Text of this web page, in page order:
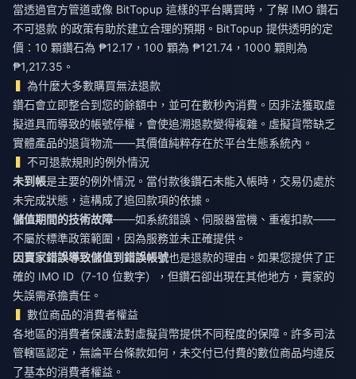
當透過官方管道或像 BitTopup 這樣的平台購買時，了解 IMO 鑽石
不可退款 的政策有助於建立合理的預期。BitTopup 提供透明的定
價：10 顆鑽石為 ₱12.17，100 顆為 ₱121.74，1000 顆則為
₱1,217.35。
為什麼大多數購買無法退款
鑽石會立即整合到您的餘額中，並可在數秒內消費。因非法獲取虛
擬道具而導致的帳號停權，會使追溯退款變得複雜。虛擬貨幣缺乏
實體產品的退貨物流——其價值純粹存在於平台生態系統內。
不可退款規則的例外情況
未到帳是主要的例外情況。當付款後鑽石未能入帳時，交易仍處於
未完成狀態，這構成了追回款項的依據。
儲值期間的技術故障——如系統錯誤、伺服器當機、重複扣款——
不屬於標準政策範圍，因為服務並未正確提供。
因賣家錯誤導致儲值到錯誤帳號也是退款的理由。如果您提供了正
確的 IMO ID（7-10 位數字），但鑽石卻出現在其他地方，賣家的
失誤需承擔責任。
數位商品的消費者權益
各地區的消費者保護法對虛擬貨幣提供不同程度的保障。許多司法
管轄區認定，無論平台條款如何，未交付已付費的數位商品均違反
了基本的消費者權益。